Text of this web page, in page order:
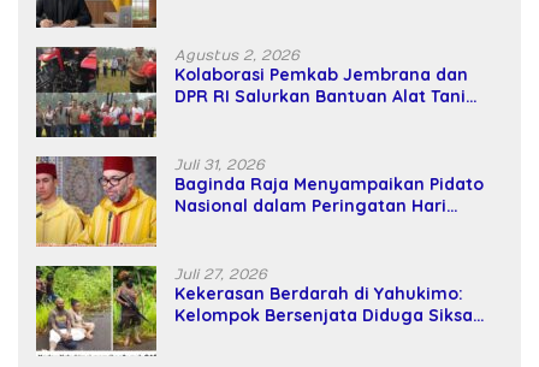
Agustus 2, 2026
Kolaborasi Pemkab Jembrana dan
DPR RI Salurkan Bantuan Alat Tani
Juli 31, 2026
Baginda Raja Menyampaikan Pidato
Nasional dalam Peringatan Hari
Juli 27, 2026
Kekerasan Berdarah di Yahukimo:
Kelompok Bersenjata Diduga Siksa